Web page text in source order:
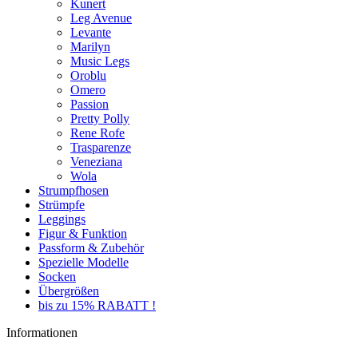
Kunert
Leg Avenue
Levante
Marilyn
Music Legs
Oroblu
Omero
Passion
Pretty Polly
Rene Rofe
Trasparenze
Veneziana
Wola
Strumpfhosen
Strümpfe
Leggings
Figur & Funktion
Passform & Zubehör
Spezielle Modelle
Socken
Übergrößen
bis zu 15% RABATT !
Informationen